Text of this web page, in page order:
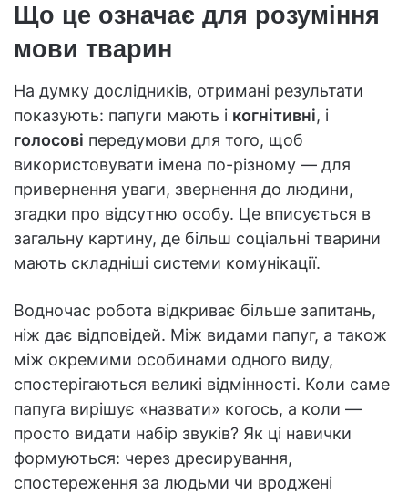
Що це означає для розуміння
мови тварин
На думку дослідників, отримані результати
показують: папуги мають і когнітивні, і
голосові передумови для того, щоб
використовувати імена по-різному — для
привернення уваги, звернення до людини,
згадки про відсутню особу. Це вписується в
загальну картину, де більш соціальні тварини
мають складніші системи комунікації.
Водночас робота відкриває більше запитань,
ніж дає відповідей. Між видами папуг, а також
між окремими особинами одного виду,
спостерігаються великі відмінності. Коли саме
папуга вирішує «назвати» когось, а коли —
просто видати набір звуків? Як ці навички
формуються: через дресирування,
спостереження за людьми чи вроджені